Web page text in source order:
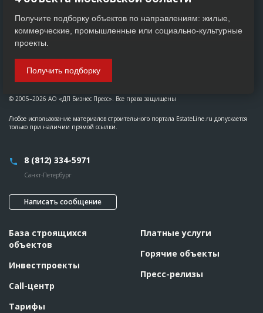
© 2005–2026 АО «ДП Бизнес Пресс». Все права защищены
Любое использование материалов строительного портала EstateLine.ru допускается
только при наличии прямой ссылки.
8 (812) 334-5971
Санкт-Петербург
Написать сообщение
База строящихся
объектов
Инвестпроекты
Call-центр
Тарифы
Платные услуги
Горячие объекты
Пресс-релизы
Получите подборку объектов по направлениям: жилые,
коммерческие, промышленные или социально-культурные
проекты.
Получить подборку